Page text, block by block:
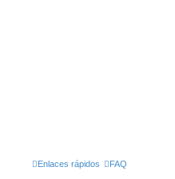
Enlaces rápidos FAQ